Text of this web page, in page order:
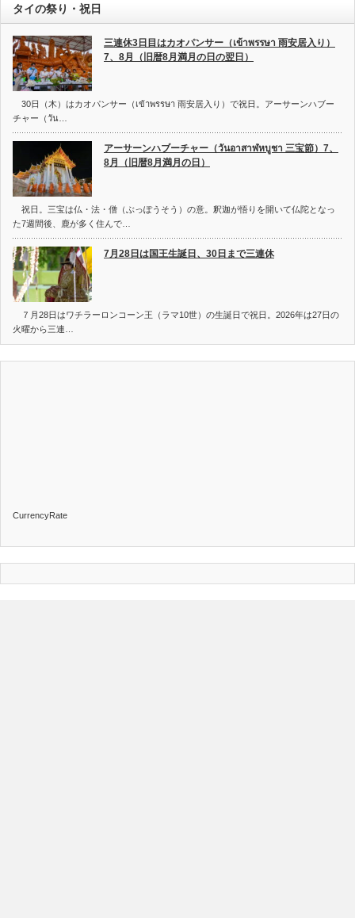
タイの祭り・祝日
三連休3日目はカオパンサー（เข้าพรรษา 雨安居入り）
7、8月（旧暦8月満月の日の翌日）
30日（木）はカオパンサー（เข้าพรรษา 雨安居入り）で祝日。アーサーンハブー
チャー（วัน…
アーサーンハブーチャー（วันอาสาฬหบูชา 三宝節）7、
8月（旧暦8月満月の日）
祝日。三宝は仏・法・僧（ぶっぽうそう）の意。釈迦が悟りを開いて仏陀となっ
た7週間後、鹿が多く住んで…
7月28日は国王生誕日、30日まで三連休
７月28日はワチラーロンコーン王（ラマ10世）の生誕日で祝日。2026年は27日の
火曜から三連…
CurrencyRate